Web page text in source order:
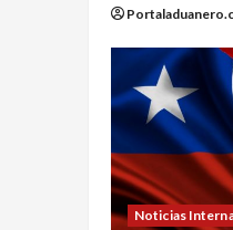
Noticias